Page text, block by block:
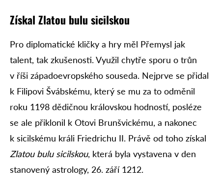
Získal Zlatou bulu sicilskou
Pro diplomatické kličky a hry měl Přemysl jak
talent, tak zkušenosti. Využil chytře sporu o trůn
v říši západoevropského souseda. Nejprve se přidal
k Filipovi Švábskému, který se mu za to odměnil
roku 1198 dědičnou královskou hodností, posléze
se ale přiklonil k Otovi Brunšvickému, a nakonec
k sicilskému králi Friedrichu II. Právě od toho získal
Zlatou bulu sicilskou, která byla vystavena v den
stanovený astrology, 26. září 1212.